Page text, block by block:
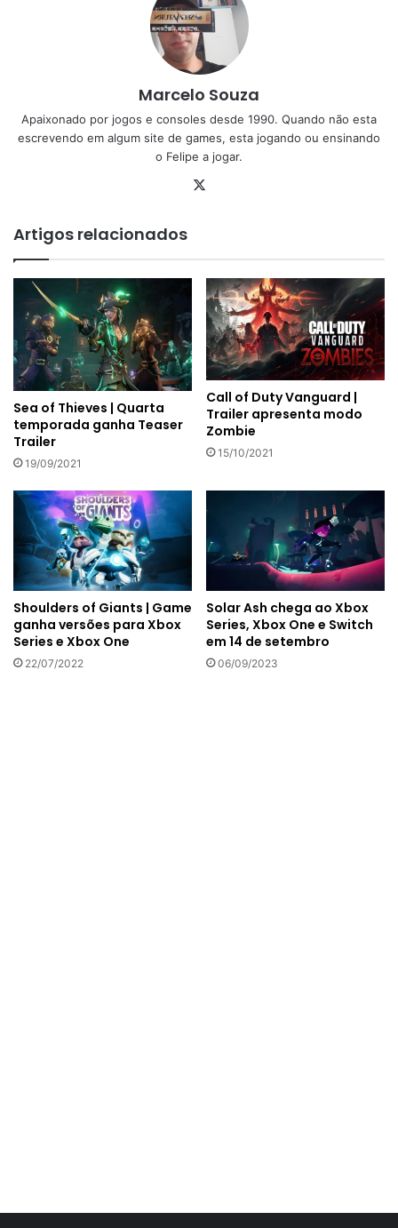
Marcelo Souza
Apaixonado por jogos e consoles desde 1990. Quando não esta
escrevendo em algum site de games, esta jogando ou ensinando
o Felipe a jogar.
Artigos relacionados
Sea of Thieves | Quarta
temporada ganha Teaser
Trailer
19/09/2021
Call of Duty Vanguard |
Trailer apresenta modo
Zombie
15/10/2021
Shoulders of Giants | Game
ganha versões para Xbox
Series e Xbox One
22/07/2022
Solar Ash chega ao Xbox
Series, Xbox One e Switch
em 14 de setembro
06/09/2023